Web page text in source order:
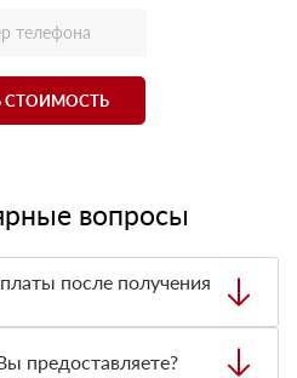
СТОИМОСТЬ
вопросы
после получения
товара. При этом, если
предоставляете?